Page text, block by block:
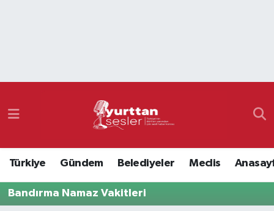
Türkiye Gündem Belediyeler Meclis
Bandırma Namaz Vakitleri
Namaz Vakitleri
Süper Lig Puan Durumu ve Fikstür